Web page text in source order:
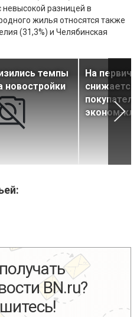
невысокой разницей в
жилья относятся также
(31,3%) и Челябинская
темпы
новостройки
На
снижается
эконом-
BN.ru?